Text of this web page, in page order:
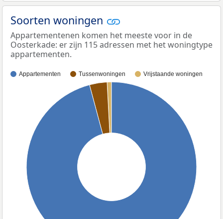
Soorten woningen
Appartementenen komen het meeste voor in de
Oosterkade: er zijn 115 adressen met het woningtype
appartementen.
Appartementen Tussenwoningen Vrijstaande woningen